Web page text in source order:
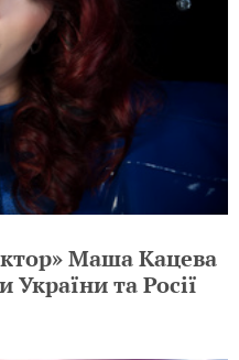
Маша Кацева
України та Росії